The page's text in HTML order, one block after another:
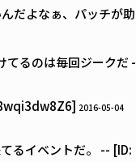
だよなぁ、パッチが助
てるのは毎回ジークだ -
2016-05-04
るイベントだ。 -- [ID: